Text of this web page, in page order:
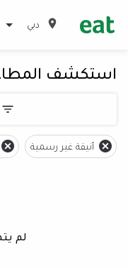
دبي
استكشف
أنيقة غير رسمية
لم